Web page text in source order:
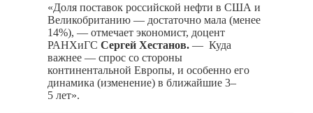
«Доля поставок российской нефти в США и
Великобританию — достаточно мала (менее
14%), — отмечает экономист, доцент
РАНХиГС Сергей Хестанов. — Куда
важнее — спрос со стороны
континентальной Европы, и особенно его
динамика (изменение) в ближайшие 3–
5 лет».